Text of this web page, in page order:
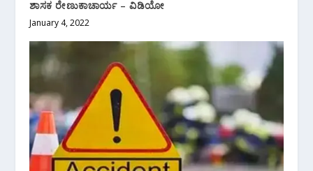
ಶಾಸಕ ರೇಣುಕಾಚಾರ್ಯ – ವಿಡಿಯೋ
January 4, 2022